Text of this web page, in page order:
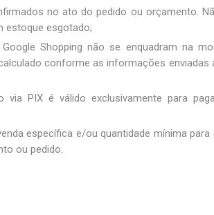
no ato do pedido ou orçamento.
estoque esgotado;
Shopping não se enquadram na
conforme as informações enviadas
via PIX é válido exclusivamente para
específica e/ou quantidade mínima para
ou pedido.